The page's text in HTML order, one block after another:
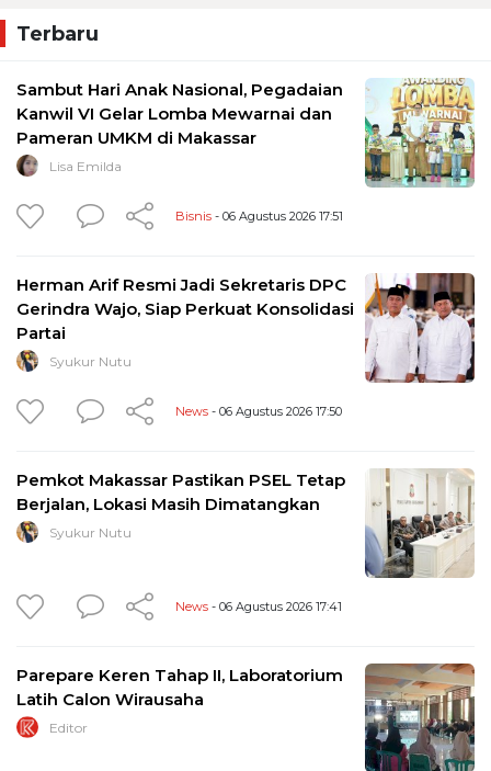
Terbaru
Sambut Hari Anak Nasional, Pegadaian
Kanwil VI Gelar Lomba Mewarnai dan
Pameran UMKM di Makassar
Lisa Emilda
Bisnis - 06 Agustus 2026 17:51
Herman Arif Resmi Jadi Sekretaris DPC
Gerindra Wajo, Siap Perkuat Konsolidasi
Partai
Syukur Nutu
News - 06 Agustus 2026 17:50
Pemkot Makassar Pastikan PSEL Tetap
Berjalan, Lokasi Masih Dimatangkan
Syukur Nutu
News - 06 Agustus 2026 17:41
Parepare Keren Tahap II, Laboratorium
Latih Calon Wirausaha
Editor